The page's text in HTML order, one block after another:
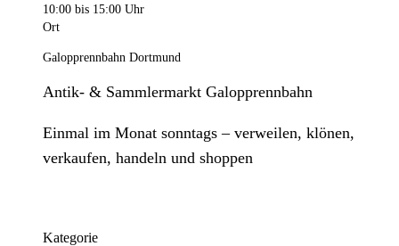
10:00 bis 15:00 Uhr
Ort
Galopprennbahn Dortmund
Antik- & Sammlermarkt Galopprennbahn
Einmal im Monat sonntags – verweilen, klönen,
verkaufen, handeln und shoppen
Kategorie